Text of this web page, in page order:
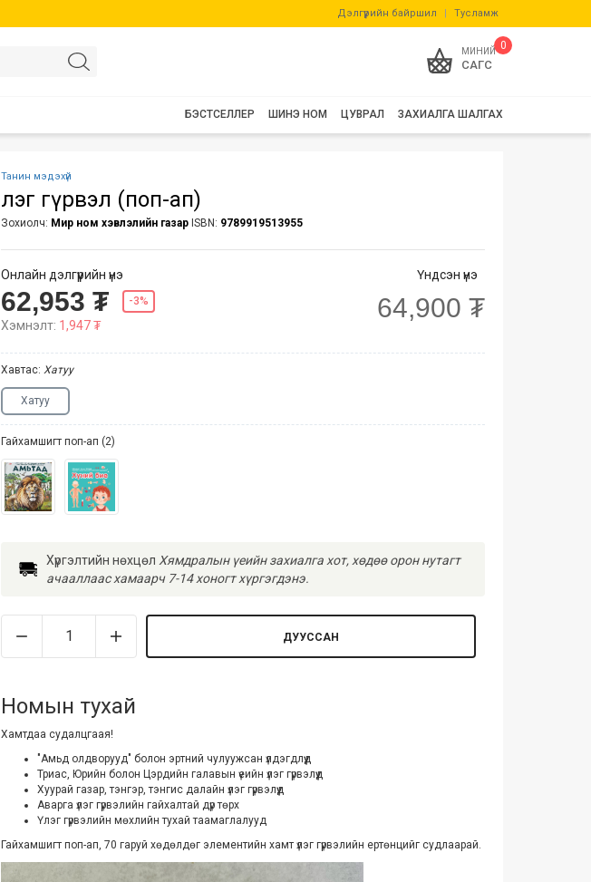
Дэлгүүрийн байршил | Тусламж
0
МИНИЙ
САГС
ЗАХИАЛГА ШАЛГАХ
ЦУВРАЛ
ШИНЭ НОМ
БЭСТСЕЛЛЕР
Танин мэдэхүй
Үлэг гүрвэл (поп-ап)
Зохиолч: Мир ном хэвлэлийн газар ISBN: 9789919513955
Онлайн дэлгүүрийн үнэ
62,953 ₮ -3%
Хэмнэлт: 1,947 ₮
Үндсэн үнэ
64,900 ₮
Хавтас: Хатуу
Хатуу
Гайхамшигт поп-ап (2)
Хүргэлтийн нөхцөл Хямдралын үеийн захиалга хот, хөдөө орон нутагт
ачааллаас хамаарч 7-14 хоногт хүргэгдэнэ.
ДУУССАН
Номын тухай
Хамтдаа судалцгаая!
"Амьд олдворууд" болон эртний чулуужсан үлдэгдлүүд
Триас, Юрийн болон Цэрдийн галавын үеийн үлэг гүрвэлүүд
Хуурай газар, тэнгэр, тэнгис далайн үлэг гүрвэлүүд
Аварга үлэг гүрвэлийн гайхалтай дүр төрх
Үлэг гүрвэлийн мөхлийн тухай таамаглалууд
Гайхамшигт поп-ап, 70 гаруй хөдөлдөг элементийн хамт үлэг гүрвэлийн ертөнцийг судлаарай.